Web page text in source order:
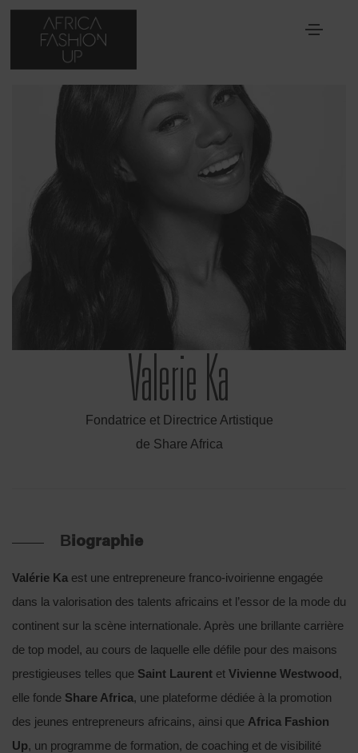
Valerie Ka
Fondatrice et Directrice Artistique
de Share Africa
Biographie
Valérie Ka est une entrepreneure franco-ivoirienne engagée
dans la valorisation des talents africains et l’essor de la mode du
continent sur la scène internationale. Après une brillante carrière
de top model, au cours de laquelle elle défile pour des maisons
prestigieuses telles que Saint Laurent et Vivienne Westwood,
elle fonde Share Africa, une plateforme dédiée à la promotion
des jeunes entrepreneurs africains, ainsi que Africa Fashion
Up, un programme de formation, de coaching et de visibilité